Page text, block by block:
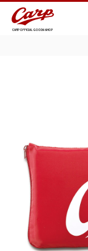
CARP OFFICIAL GOODS SHOP